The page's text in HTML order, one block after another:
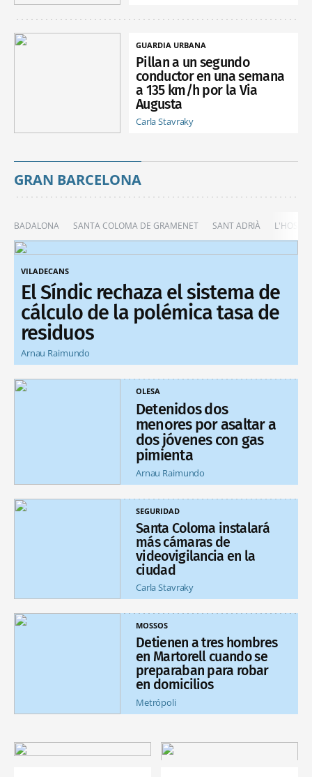
GUARDIA URBANA
Pillan a un segundo
conductor en una semana
a 135 km/h por la Via
Augusta
Carla Stavraky
GRAN BARCELONA
BADALONA SANTA COLOMA DE GRAMENET SANT ADRIÀ
VILADECANS
El Síndic rechaza el sistema de
cálculo de la polémica tasa de
residuos
Arnau Raimundo
OLESA
Detenidos dos
menores por asaltar a
dos jóvenes con gas
pimienta
Arnau Raimundo
SEGURIDAD
Santa Coloma instalará
más cámaras de
videovigilancia en la
ciudad
Carla Stavraky
MOSSOS
Detienen a tres hombres
en Martorell cuando se
preparaban para robar
en domicilios
Metrópoli